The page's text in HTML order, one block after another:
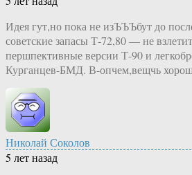
Идея гут,но пока не изЪЪЪбут до
советские запасы Т-72,80 — не
першпективные версии Т-90 и
Курганцев-БМД. В-опчем,вещчь
Николай Соколов
5 лет назад